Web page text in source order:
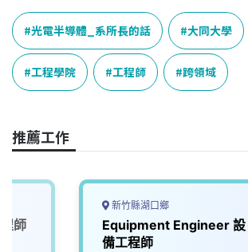
c
e
b
o
o
n
e
r
e
a
d
s
n
k
e
d
I
p
L
n
光電半導體_系所長的話 大同大學
工程學院 工程師 跨領域
推薦工作
師
新竹縣湖口鄉
Equipment Engineer 設
備工程師